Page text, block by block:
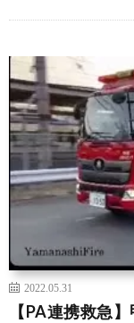
2022.05.31
【PA連携救急